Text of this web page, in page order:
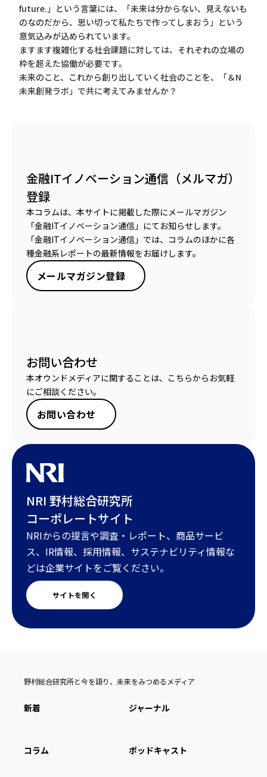
future.」という言葉には、「未来は分からない、見えないも
のなのだから、思い切って私たちで作ってしまおう」という
意気込みが込められています。
ますます複雑化する社会課題に対しては、それぞれの立場の
枠を超えた協働が必要です。
未来のこと、これから創り出していく社会のことを、「＆N
未来創発ラボ」で共に考えてみませんか？
金融ITイノベーション通信（メルマガ）
登録
本コラムは、本サイトに掲載した際にメールマガジン
「金融ITイノベーション通信」にてお知らせします。
「金融ITイノベーション通信」では、コラムのほかに各
種金融系レポートの最新情報をお届けします。
メールマガジン登録
お問い合わせ
本オウンドメディアに関することは、こちらからお気軽
にご相談ください。
お問い合わせ
NRI 野村総合研究所
コーポレートサイト
NRIからの提言や調査・レポート、商品サービ
ス、IR情報、採用情報、サステナビリティ情報な
どは企業サイトをご覧ください。
サイトを開く
野村総合研究所と今を語り、未来をみつめるメディア
新着 ジャーナル
コラム ポッドキャスト